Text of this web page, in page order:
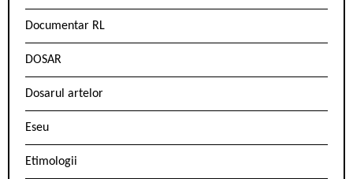
Documentar RL
DOSAR
Dosarul artelor
Eseu
Etimologii